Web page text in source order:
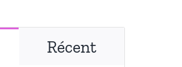
Récent